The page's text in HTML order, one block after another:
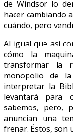
de Windsor lo
hacer cambiando
cuándo, pero
Al igual que así
cómo la
transformar la
monopolio de
interpretar la
levantará para
sabemos, pero,
anuncian una
frenar. Éstos, son